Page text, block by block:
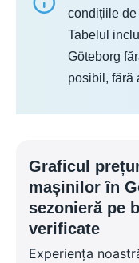
condițiile
Tabelul
Göteborg
posibil, fără
Graficul
mașinilor în
sezonieră pe
verificate
Experiența